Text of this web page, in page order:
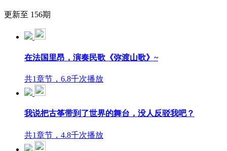
更新至 156期
在法国里昂，演奏民歌《弥渡山歌》~
共1章节，6.8千次播放
我说把古筝带到了世界的舞台，没人反驳我吧？
共1章节，4.8千次播放